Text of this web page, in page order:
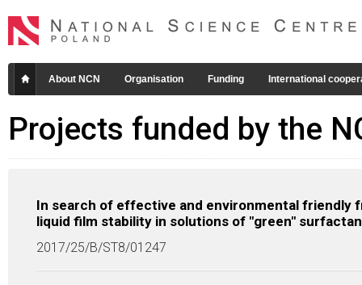
About NCN Organisation Funding International
Projects funded by the
In search of effective and environmental
liquid film stability in solutions of "green"
2017/25/B/ST8/01247